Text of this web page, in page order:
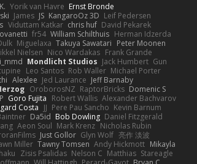
Yorik van Havre Ernst Bronde
James JS KangaroOz 3D Leif Pedersen
Viduttam Katkar chris huf David Pekarek
fr54 William Schilthuis Herman Idzerda
Miguelaxa Takuya Sawatari Peter Moonen
Nielsen Nico Wardakas Frank Grande
Mondlicht Studios Jack Humbert Gun
Leo Santos Rob Waller Michael Porter
Alexlee Jed Laurance Jeff Barnaby
OroborosNZ RaptorBricks Domenic S
Goro Fujita Robert Wallis Alexander Bachvarov
Costa JJ Pere Pau Sancho Kevin Barnum
Da5id Bob Dowling Daniel Fitzgerald
Aeon Soul Mark Krenz Nicholas Rubin
Just Gollor Glyn Wolf 亮作 淡波
Miller Tawny Tomsen Andy Hickmott Mikayla
Zisis Psalidas Nelson C Matthias Stareagle